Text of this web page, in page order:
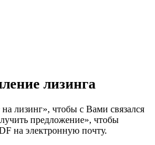
лизинга
лизинг», чтобы с Вами связался
предложение», чтобы
на электронную почту.